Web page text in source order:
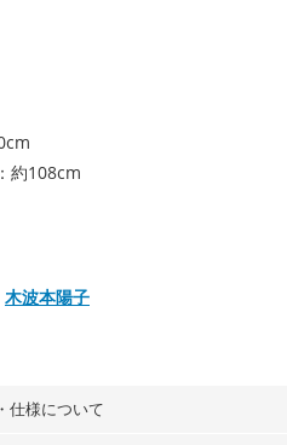
約108cm
木波本陽子
仕様について